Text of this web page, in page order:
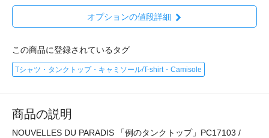
オプションの値段詳細
この商品に登録されているタグ
Tシャツ・タンクトップ・キャミソール/T-shirt・Camisole
商品の説明
NOUVELLES DU PARADIS 「例のタンクトップ」PC17103 /